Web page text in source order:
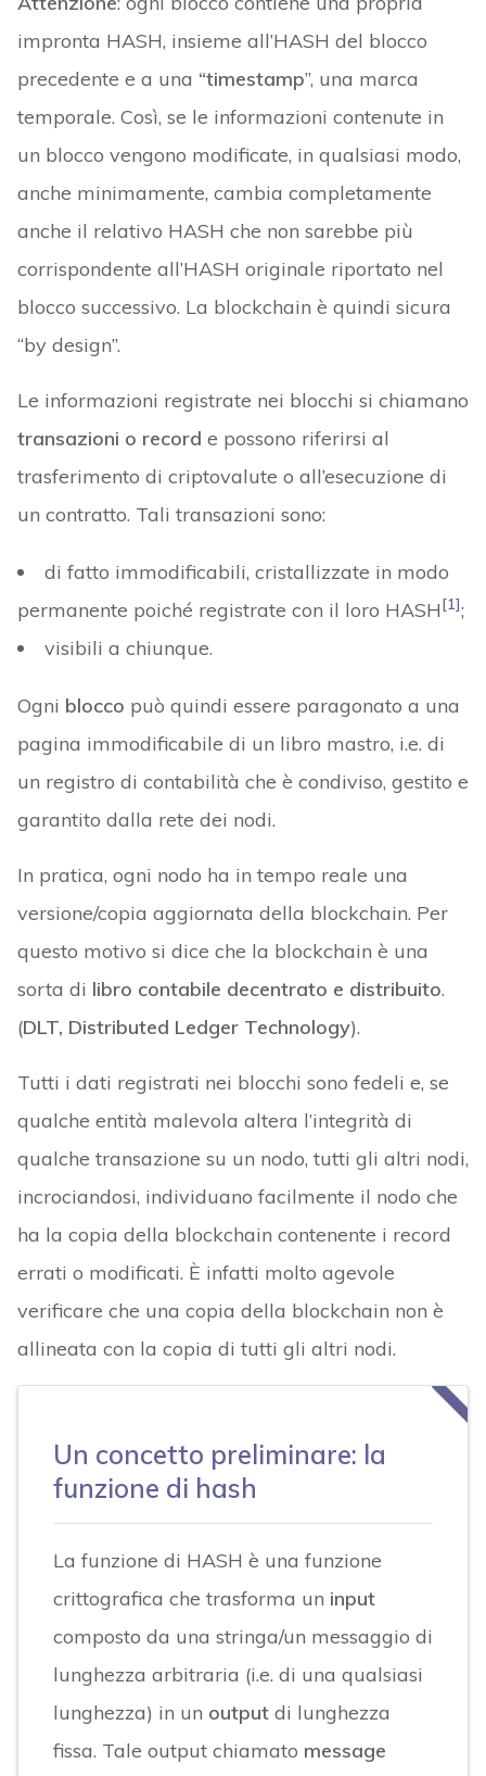
impronta HASH, insieme all’HASH del blocco
precedente e a una “timestamp”, una marca
temporale. Così, se le informazioni contenute in
un blocco vengono modificate, in qualsiasi modo,
anche minimamente, cambia completamente
anche il relativo HASH che non sarebbe più
corrispondente all’HASH originale riportato nel
blocco successivo. La blockchain è quindi sicura
“by design”.
Le informazioni registrate nei blocchi si chiamano
transazioni o record e possono riferirsi al
trasferimento di criptovalute o all’esecuzione di
un contratto. Tali transazioni sono:
di fatto immodificabili, cristallizzate in modo
permanente poiché registrate con il loro HASH[1];
visibili a chiunque.
Ogni blocco può quindi essere paragonato a una
pagina immodificabile di un libro mastro, i.e. di
un registro di contabilità che è condiviso, gestito e
garantito dalla rete dei nodi.
In pratica, ogni nodo ha in tempo reale una
versione/copia aggiornata della blockchain. Per
questo motivo si dice che la blockchain è una
sorta di libro contabile decentrato e distribuito.
(DLT, Distributed Ledger Technology).
Tutti i dati registrati nei blocchi sono fedeli e, se
qualche entità malevola altera l’integrità di
qualche transazione su un nodo, tutti gli altri nodi,
incrociandosi, individuano facilmente il nodo che
ha la copia della blockchain contenente i record
errati o modificati. È infatti molto agevole
verificare che una copia della blockchain non è
allineata con la copia di tutti gli altri nodi.
Un concetto preliminare: la
funzione di hash
La funzione di HASH è una funzione
crittografica che trasforma un input
composto da una stringa/un messaggio di
lunghezza arbitraria (i.e. di una qualsiasi
lunghezza) in un outputdi lunghezza
fissa. Tale output chiamato message